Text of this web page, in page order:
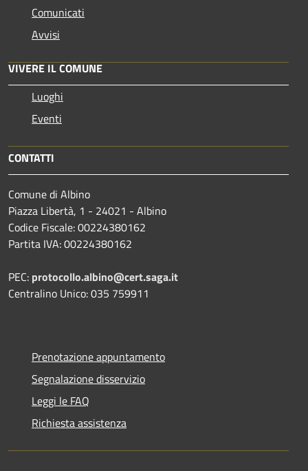
Comunicati
Avvisi
VIVERE IL COMUNE
Luoghi
Eventi
CONTATTI
Comune di Albino
Piazza Libertà, 1 - 24021 - Albino
Codice Fiscale: 00224380162
Partita IVA: 00224380162
PEC: protocollo.albino@cert.saga.it
Centralino Unico: 035 759911
Prenotazione appuntamento
Segnalazione disservizio
Leggi le FAQ
Richiesta assistenza